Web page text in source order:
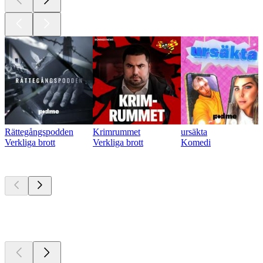
Rättegångspodden
Verkliga brott
Krimrummet
Verkliga brott
ursäkta
Komedi